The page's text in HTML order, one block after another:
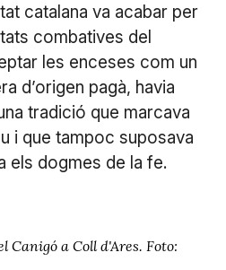
catalana va acabar per
combatives del
les enceses com un
d’origen pagà, havia
tradició que marcava
i que tampoc suposava
els dogmes de la fe.
Canigó a Coll d'Ares. Foto: